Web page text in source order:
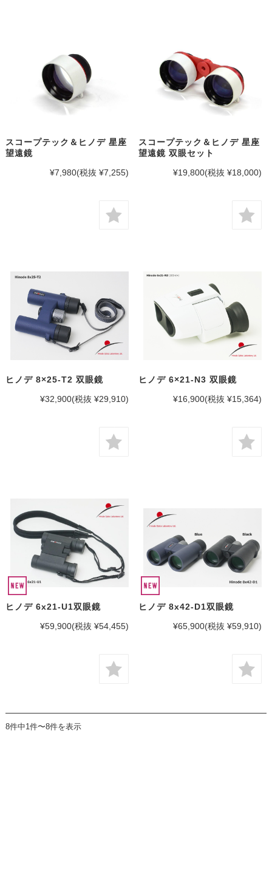
スコープテック＆ヒノデ 星座
望遠鏡
¥7,980(税抜 ¥7,255)
スコープテック＆ヒノデ 星座
望遠鏡 双眼セット
¥19,800(税抜 ¥18,000)
ヒノデ 8×25-T2 双眼鏡
¥32,900(税抜 ¥29,910)
ヒノデ 6×21-N3 双眼鏡
¥16,900(税抜 ¥15,364)
ヒノデ 6x21-U1双眼鏡
¥59,900(税抜 ¥54,455)
ヒノデ 8x42-D1双眼鏡
¥65,900(税抜 ¥59,910)
8件中1件〜8件を表示